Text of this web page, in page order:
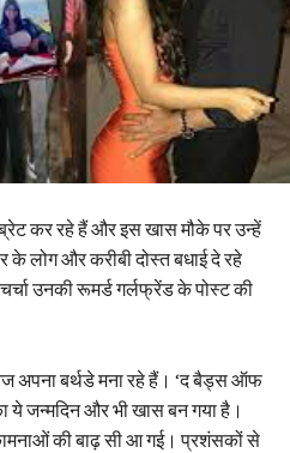
कर रहे हैं और इस खास मौके पर उन्हें
लोग और करीबी दोस्त बधाई दे रहे
उनकी रूमर्ड गर्लफ्रेंड के पोस्ट की
अपना बर्थडे मना रहे हैं। ‘द बैड्स ऑफ
ये जन्मदिन और भी खास बन गया है।
की बाढ़ सी आ गई। प्रशंसकों से